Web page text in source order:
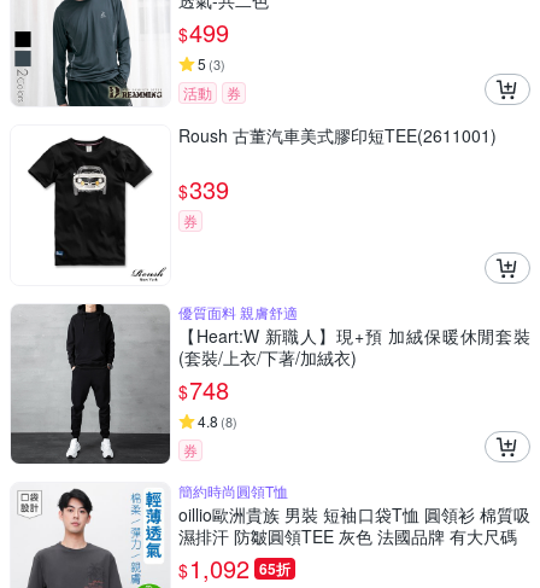
$499
5 (3)
活動 券
Roush 古董汽車美式膠印短TEE(2611001)
$339
券
優質面料 親膚舒適
【Heart:W 新職人】現+預 加絨保暖休閒套裝
(套裝/上衣/下著/加絨衣)
$748
4.8 (8)
券
簡約時尚圓領T恤
oillio歐洲貴族 男裝 短袖口袋T恤 圓領衫 棉質吸
濕排汗 防皺圓領TEE 灰色 法國品牌 有大尺碼
$1,092 65折